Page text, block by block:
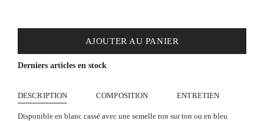
AJOUTER AU PANIER
Derniers articles en stock
DESCRIPTION COMPOSITION ENTRETIEN
Disponible en blanc cassé avec une semelle ton sur ton ou en bleu